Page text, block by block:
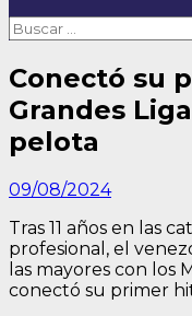
Buscar:
Conectó su
Grandes
pelota
09/08/2024
Tras 11 años en las
profesional, el
las mayores con los
conectó su primer